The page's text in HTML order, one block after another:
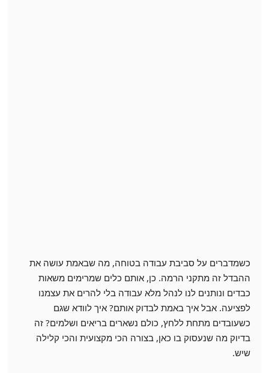
כשמדברים על סביבת עבודה בטוחה, מה שבאמת עושה את
ההבדל זה מתקני הרמה. כן, אותם כלים שמרימים משאות
כבדים ונותנים לנו לנהל מלא עבודה בלי להרים את עצמנו
לפציעה. אבל איך באמת לבדוק אותם? איך לוודא שגם
כשעובדים מתחת ללחץ, כולם נשארים בריאים ושלמים? זה
בדיוק מה שנעסוק בו כאן, בצורה הכי מקצועית והכי קלילה
שיש.